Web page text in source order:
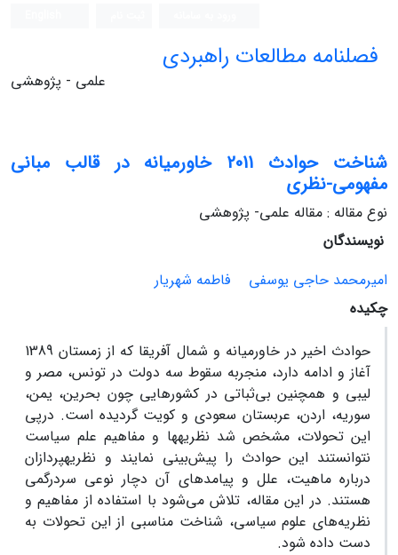
فصلنامه مطالعات راهبردی
علمی - پژوهشی
شناخت حوادث 2011 خاورمیانه در قالب مبانی
مفهومی-نظری
نوع مقاله : مقاله علمی- پژوهشی
نویسندگان
امیرمحمد حاجی‏ یوسفی
فاطمه شهریار
چکیده
حوادث اخیر در خاورمیانه و شمال آفریقا که از زمستان 1389
آغاز و ادامه دارد، منجربه سقوط سه دولت در تونس، مصر و
لیبی و همچنین بی‌ثباتی در کشورهایی چون بحرین، یمن،
سوریه، اردن، عربستان سعودی و کویت گردیده است. درپی
این تحولات، مشخص شد نظریه‏ها و مفاهیم علم سیاست
نتوانستند این حوادث را پیش‌بینی نمایند و نظریه‏پردازان
درباره ماهیت، علل و پیامدهای آن دچار نوعی سردرگمی
هستند. در این مقاله، تلاش می‌شود با استفاده از مفاهیم و
نظریه‌های علوم سیاسی، شناخت مناسبی از این تحولات به
دست داده شود.